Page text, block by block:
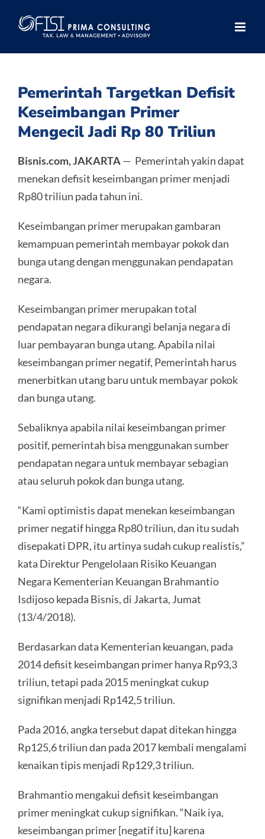
Pemerintah Targetkan Defisit
Keseimbangan Primer
Mengecil Jadi Rp 80 Triliun
Bisnis.com, JAKARTA— Pemerintah yakin dapat
menekan defisit keseimbangan primer menjadi
Rp80 triliun pada tahun ini.
Keseimbangan primer merupakan gambaran
kemampuan pemerintah membayar pokok dan
bunga utang dengan menggunakan pendapatan
negara.
Keseimbangan primer merupakan total
pendapatan negara dikurangi belanja negara di
luar pembayaran bunga utang. Apabila nilai
keseimbangan primer negatif, Pemerintah harus
menerbitkan utang baru untuk membayar pokok
dan bunga utang.
Sebaliknya apabila nilai keseimbangan primer
positif, pemerintah bisa menggunakan sumber
pendapatan negara untuk membayar sebagian
atau seluruh pokok dan bunga utang.
“Kami optimistis dapat menekan keseimbangan
primer negatif hingga Rp80 triliun, dan itu sudah
disepakati DPR, itu artinya sudah cukup realistis,”
kata Direktur Pengelolaan Risiko Keuangan
Negara Kementerian Keuangan Brahmantio
Isdijoso kepada Bisnis, di Jakarta, Jumat
(13/4/2018).
Berdasarkan data Kementerian keuangan, pada
2014 defisit keseimbangan primer hanya Rp93,3
triliun, tetapi pada 2015 meningkat cukup
signifikan menjadi Rp142,5 triliun.
Pada 2016, angka tersebut dapat ditekan hingga
Rp125,6 triliun dan pada 2017 kembali mengalami
kenaikan tipis menjadi Rp129,3 triliun.
Brahmantio mengakui defisit keseimbangan
primer meningkat cukup signifikan. “Naik iya,
keseimbangan primer [negatif itu] karena